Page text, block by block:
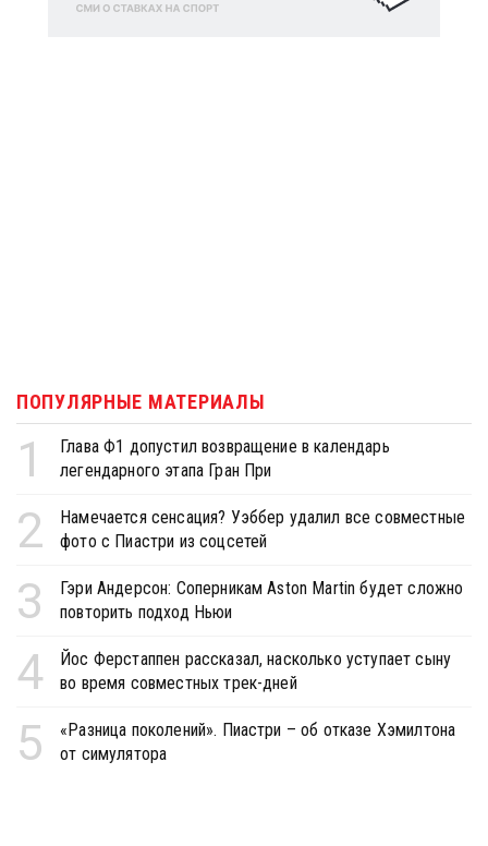
ПОПУЛЯРНЫЕ МАТЕРИАЛЫ
1
Глава Ф1 допустил возвращение в календарь
легендарного этапа Гран При
2
Намечается сенсация? Уэббер удалил все совместные
фото с Пиастри из соцсетей
3
Гэри Андерсон: Соперникам Aston Martin будет сложно
повторить подход Ньюи
4
Йос Ферстаппен рассказал, насколько уступает сыну
во время совместных трек-дней
5
«Разница поколений». Пиастри – об отказе Хэмилтона
от симулятора